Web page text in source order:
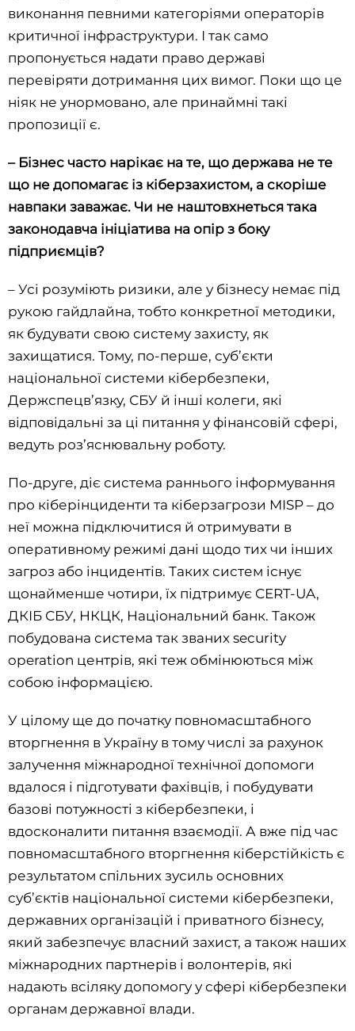
виконання певними категоріями операторів
критичної інфраструктури. І так само
пропонується надати право державі
перевіряти дотримання цих вимог. Поки що це
ніяк не унормовано, але принаймні такі
пропозиції є.
– Бізнес часто нарікає на те, що держава не те
що не допомагає із кіберзахистом, а скоріше
навпаки заважає. Чи не наштовхнеться така
законодавча ініціатива на опір з боку
підприємців?
– Усі розуміють ризики, але у бізнесу немає під
рукою гайдлайна, тобто конкретної методики,
як будувати свою систему захисту, як
захищатися. Тому, по-перше, суб’єкти
національної системи кібербезпеки,
Держспецв’язку, СБУ й інші колеги, які
відповідальні за ці питання у фінансовій сфері,
ведуть роз’яснювальну роботу.
По-друге, діє система раннього інформування
про кіберінциденти та кіберзагрози MISP – до
неї можна підключитися й отримувати в
оперативному режимі дані щодо тих чи інших
загроз або інцидентів. Таких систем існує
щонайменше чотири, їх підтримує CERT-UA,
ДКІБ СБУ, НКЦК, Національний банк. Також
побудована система так званих security
operation центрів, які теж обмінюються між
собою інформацією.
У цілому ще до початку повномасштабного
вторгнення в Україну в тому числі за рахунок
залучення міжнародної технічної допомоги
вдалося і підготувати фахівців, і побудувати
базові потужності з кібербезпеки, і
вдосконалити питання взаємодії. А вже під час
повномасштабного вторгнення кіберстійкість є
результатом спільних зусиль основних
суб’єктів національної системи кібербезпеки,
державних організацій і приватного бізнесу,
який забезпечує власний захист, а також наших
міжнародних партнерів і волонтерів, які
надають всіляку допомогу у сфері кібербезпеки
органам державної влади.